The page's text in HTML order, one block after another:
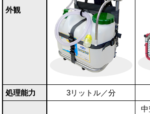
外観
処理能力 3リットル／分